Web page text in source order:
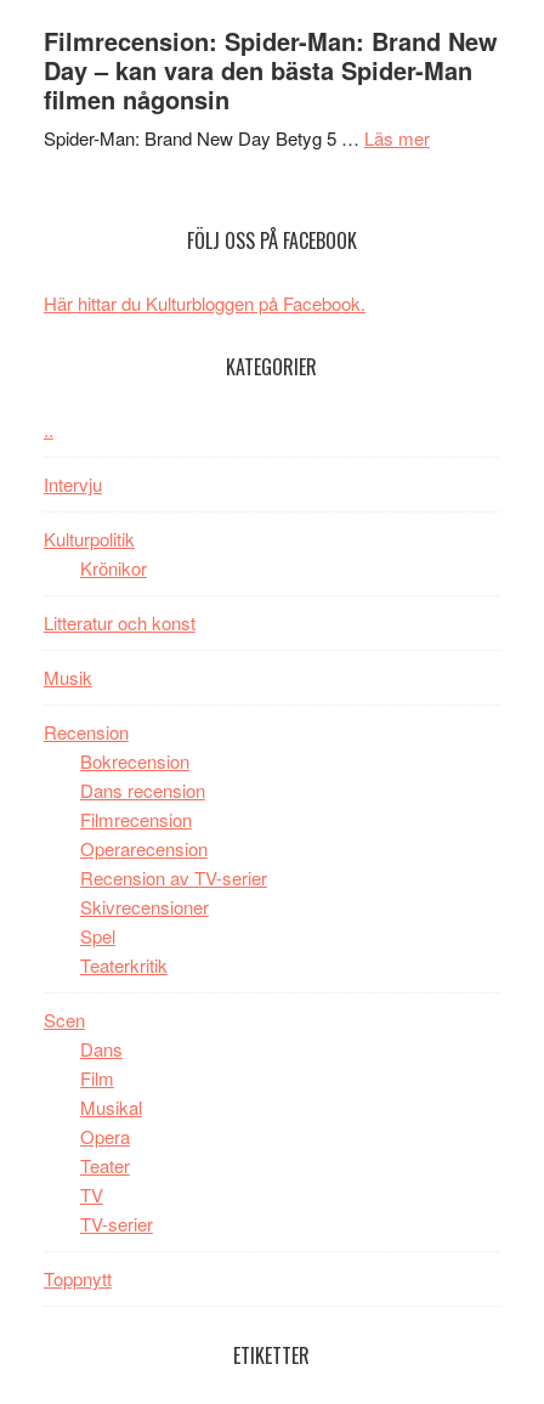
om
människans
Filmrecension: Spider-Man: Brand New
Day – kan vara den bästa Spider-Man
filmen någonsin
Spider-Man: Brand New Day Betyg 5 … Läs merom
FÖLJ OSS PÅ FACEBOOK
Här hittar du Kulturbloggen på Facebook.
KATEGORIER
..
Intervju
Kulturpolitik
Krönikor
Litteratur och konst
Musik
Recension
Bokrecension
Dans recension
Filmrecension
Operarecension
Recension av TV-serier
Skivrecensioner
Spel
Teaterkritik
Scen
Dans
Film
Musikal
Opera
Teater
TV
TV-serier
Toppnytt
ETIKETTER